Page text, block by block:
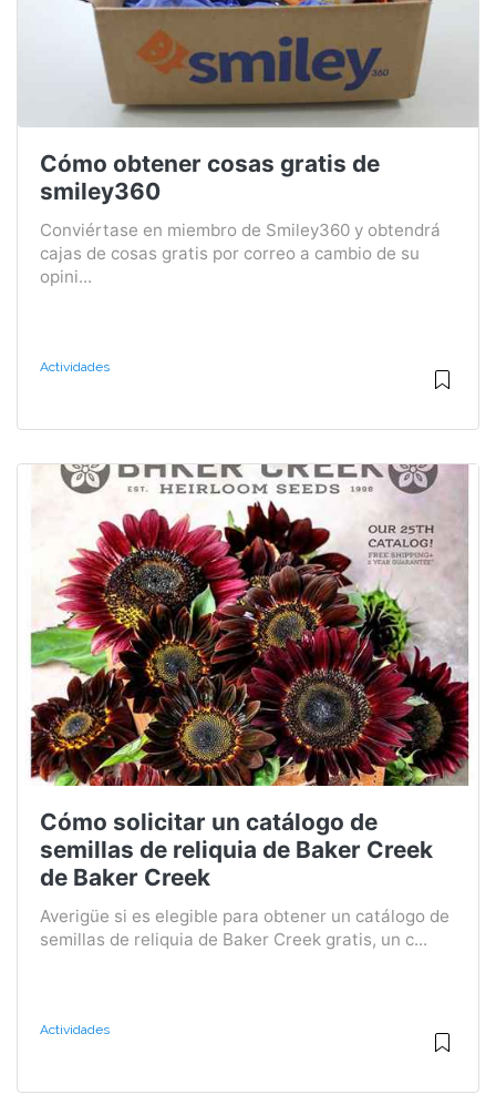
Cómo obtener cosas gratis de
smiley360
Conviértase en miembro de Smiley360 y obtendrá
cajas de cosas gratis por correo a cambio de su
opini...
Actividades
Cómo solicitar un catálogo de
semillas de reliquia de Baker Creek
de Baker Creek
Averigüe si es elegible para obtener un catálogo de
semillas de reliquia de Baker Creek gratis, un c...
Actividades